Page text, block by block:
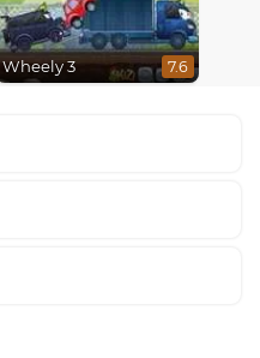
Wheely 3 7.6